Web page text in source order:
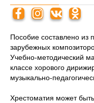
Пособие составлено из
зарубежных
Учебно-методический
классе хорового
музыкально-
Хрестоматия может